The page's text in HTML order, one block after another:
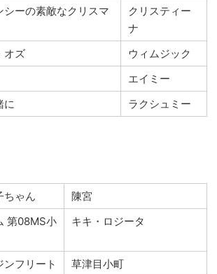
シーの素敵なクリスマ
クリスティー
ナ
オズ
ウィムジック
エイミー
に
ラクシュミー
ちゃん
陳宮
第08MS小
キキ・ロジータ
フリート
草津目小町